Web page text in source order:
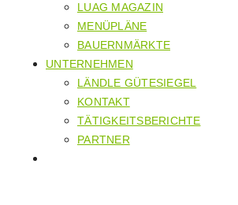
LUAG MAGAZIN
MENÜPLÄNE
BAUERNMÄRKTE
UNTERNEHMEN
LÄNDLE GÜTESIEGEL
KONTAKT
TÄTIGKEITSBERICHTE
PARTNER